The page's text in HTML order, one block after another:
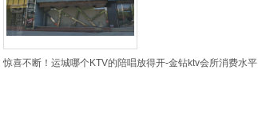
惊喜不断！运城哪个KTV的陪唱放得开-金钻ktv会所消费水平